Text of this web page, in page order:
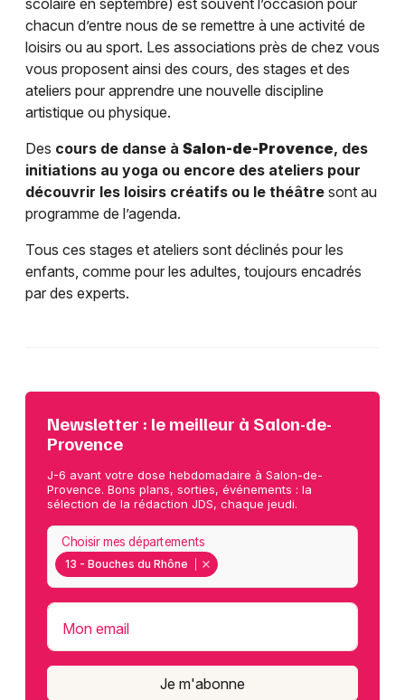
scolaire en septembre) est souvent l’occasion pour
chacun d’entre nous de se remettre à une activité de
loisirs ou au sport. Les associations près de chez vous
vous proposent ainsi des cours, des stages et des
ateliers pour apprendre une nouvelle discipline
artistique ou physique.
Des cours de danse à Salon-de-Provence, des
initiations au yoga ou encore des ateliers pour
découvrir les loisirs créatifs ou le théâtre sont au
programme de l’agenda.
Tous ces stages et ateliers sont déclinés pour les
enfants, comme pour les adultes, toujours encadrés
par des experts.
Newsletter : le meilleur à Salon-de-
Provence
J-6 avant votre dose hebdomadaire à Salon-de-
Provence. Bons plans, sorties, événements : la
sélection de la rédaction JDS, chaque jeudi.
13 - Bouches du Rhône
Choisir mes départements
Mon email
Je m'abonne